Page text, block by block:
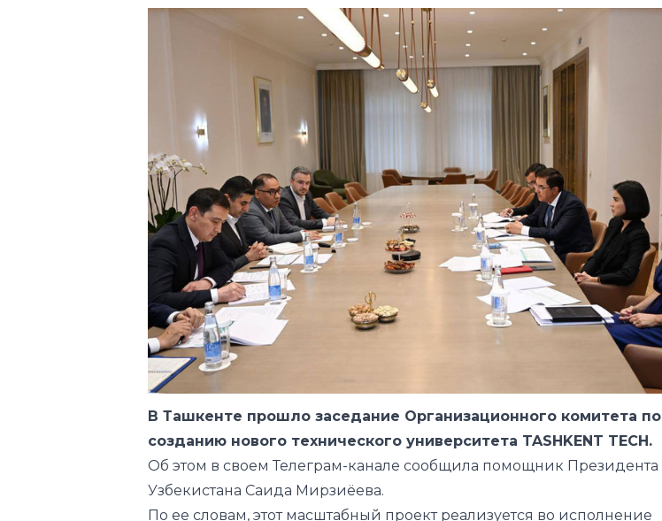
В Ташкенте прошло заседание Организационного комитета по
созданию нового технического университета TASHKENT TECH.
Об этом в своем Телеграм-канале сообщила помощник Президента
Узбекистана Саида Мирзиёева.
По ее словам, этот масштабный проект реализуется во исполнение